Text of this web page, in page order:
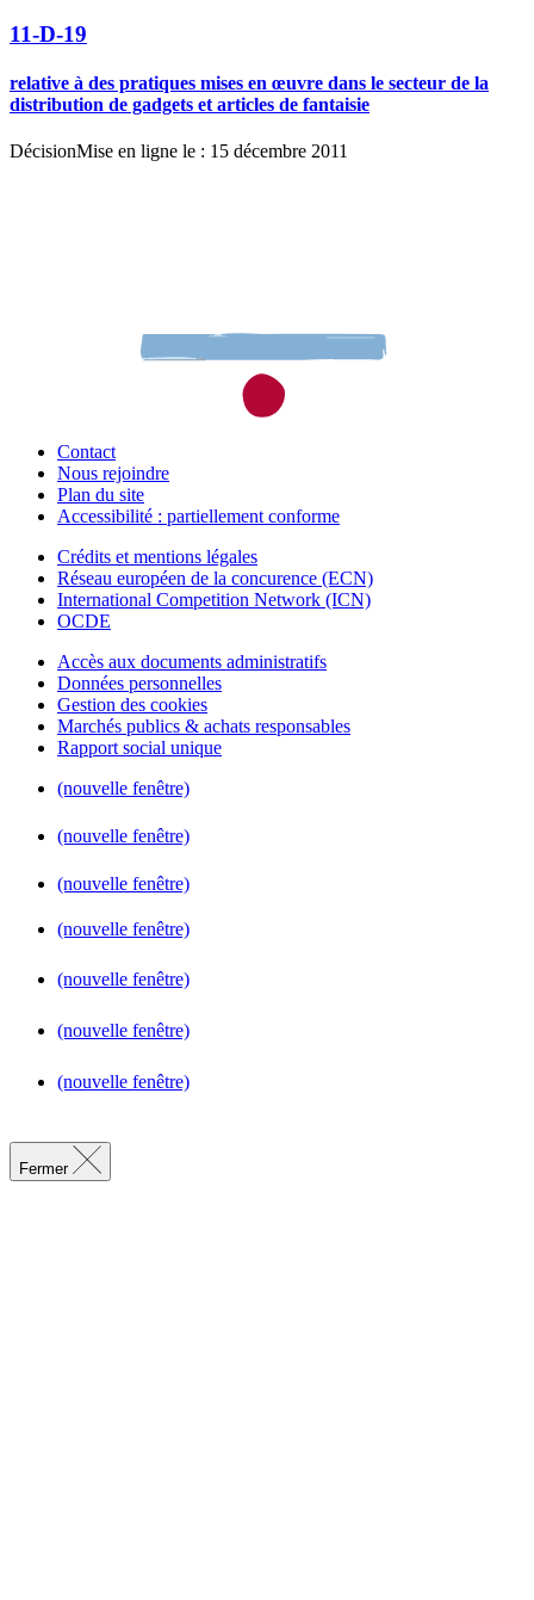
11-D-19
relative à des pratiques mises en œuvre dans le secteur de la
distribution de gadgets et articles de fantaisie
DécisionMise en ligne le : 15 décembre 2011
Contact
Nous rejoindre
Plan du site
Accessibilité : partiellement conforme
Crédits et mentions légales
Réseau européen de la concurence (ECN)
International Competition Network (ICN)
OCDE
Accès aux documents administratifs
Données personnelles
Gestion des cookies
Marchés publics & achats responsables
Rapport social unique
(nouvelle fenêtre)
(nouvelle fenêtre)
(nouvelle fenêtre)
(nouvelle fenêtre)
(nouvelle fenêtre)
(nouvelle fenêtre)
(nouvelle fenêtre)
Fermer